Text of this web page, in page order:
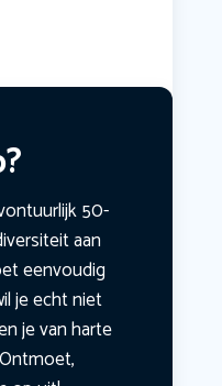
50-
aan
eenvoudig
je echt niet
je van harte